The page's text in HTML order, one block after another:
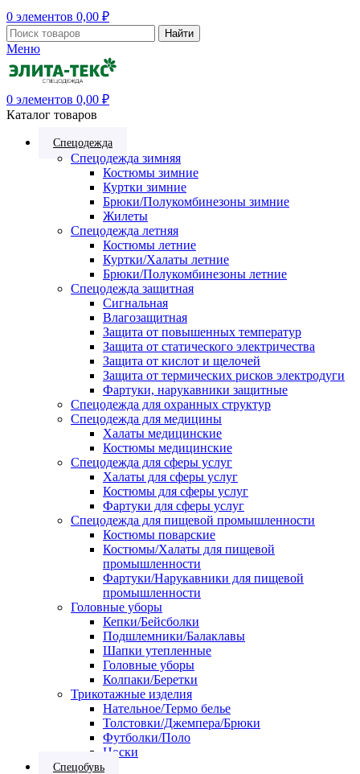
0 элементов 0,00 ₽
Найти
Меню
0 элементов 0,00 ₽
Каталог товаров
Спецодежда
Спецодежда зимняя
Костюмы зимние
Куртки зимние
Брюки/Полукомбинезоны зимние
Жилеты
Спецодежда летняя
Костюмы летние
Куртки/Халаты летние
Брюки/Полукомбинезоны летние
Спецодежда защитная
Сигнальная
Влагозащитная
Защита от повышенных температур
Защита от статического электричества
Защита от кислот и щелочей
Защита от термических рисков электродуги
Фартуки, нарукавники защитные
Спецодежда для охранных структур
Спецодежда для медицины
Халаты медицинские
Костюмы медицинские
Спецодежда для сферы услуг
Халаты для сферы услуг
Костюмы для сферы услуг
Фартуки для сферы услуг
Спецодежда для пищевой промышленности
Костюмы поварские
Костюмы/Халаты для пищевой
промышленности
Фартуки/Нарукавники для пищевой
промышленности
Головные уборы
Кепки/Бейсболки
Подшлемники/Балаклавы
Шапки утепленные
Головные уборы
Колпаки/Беретки
Трикотажные изделия
Нательное/Термо белье
Толстовки/Джемпера/Брюки
Футболки/Поло
Носки
Спецобувь